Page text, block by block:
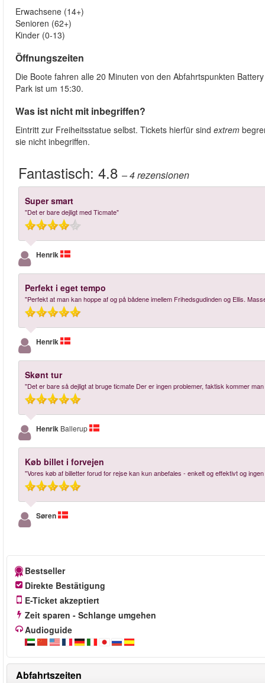
Erwachsene (14+)
Senioren (62+)
Kinder (0-13)
Öffnungszeiten
Die Boote fahren alle 20 Minuten von den Abfahrtspunkten
Park ist um 15:30.
Was ist nicht mit inbegriffen?
Eintritt zur Freiheitsstatue selbst. Tickets hierfür sind extrem
sie nicht inbegriffen.
Fantastisch: 4.8 – 4rezensionen
Super smart
"Det er bare dejligt med Ticmate"
Henrik
Perfekt i eget tempo
"Perfekt at man kan hoppe af og på bådene imellem Frihedsgudinden og Ellis.
Henrik
Skønt tur
"Det er bare så dejligt at bruge ticmate Der er ingen problemer, faktisk kommer
Henrik Ballerup
Køb billet i forvejen
"Vores køb af billetter forud for rejse kan kun anbefales - enkelt og effektivt og
Søren
Bestseller
Direkte Bestätigung
E-Ticket akzeptiert
Zeit sparen - Schlange umgehen
Audioguide
Abfahrtszeiten